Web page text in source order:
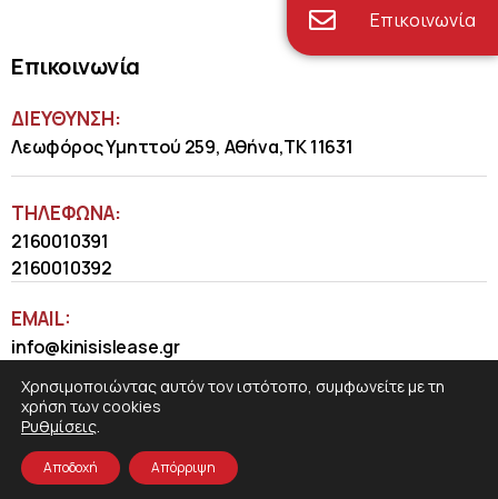
Επικοινωνία
ΔΙΕΥΘΥΝΣΗ:
Λεωφόρος Υμηττού 259, Αθήνα,ΤΚ 11631
ΤΗΛΈΦΩΝΑ:
2160010391
2160010392
EMAIL:
info@kinisislease.gr
COSMOTE NewSite4U© 2026
Επικοινωνία
Χρησιμοποιώντας αυτόν τον ιστότοπο, συμφωνείτε με τη
χρήση των cookies
Ρυθμίσεις.
Αποδοχή Απόρριψη